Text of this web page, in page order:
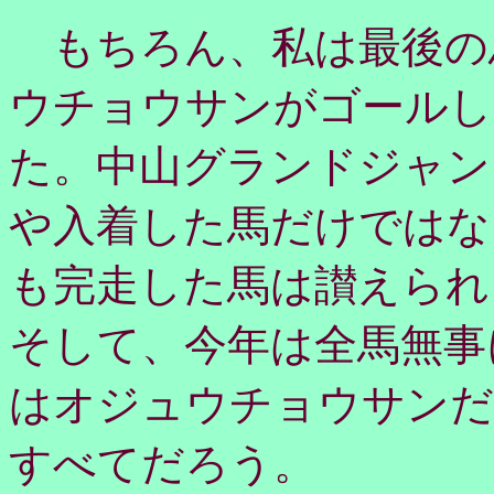
もちろん、私は最後
ウチョウサンがゴール
た。中山グランドジャ
や入着した馬だけでは
も完走した馬は讃えら
そして、今年は全馬無
はオジュウチョウサン
すべてだろう。